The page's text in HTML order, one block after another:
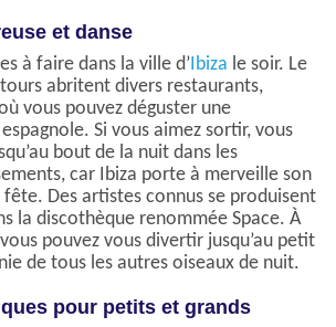
et danse
à faire dans la ville d’Ibiza le soir. Le
abritent divers restaurants,
vous pouvez déguster une
Si vous aimez sortir, vous
bout de la nuit dans les
car Ibiza porte à merveille son
fête. Des artistes connus se produisent
la discothèque renommée Space. À
vous pouvez vous divertir jusqu’au petit
de tous les autres oiseaux de nuit.
pour petits et grands